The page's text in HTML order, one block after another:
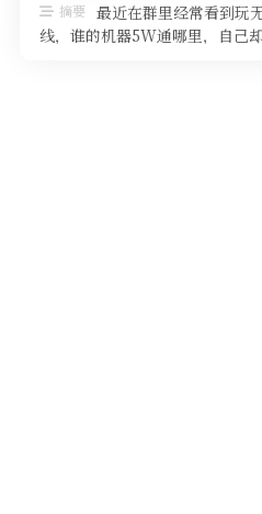
摘要 最近在群里经常看到玩
线，谁的机器5W通哪里，自己